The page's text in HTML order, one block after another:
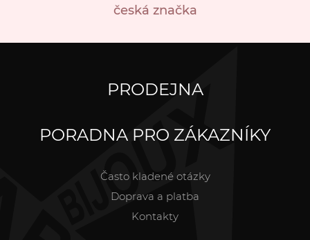
česká značka
PRODEJNA
PORADNA PRO ZÁKAZNÍKY
Často kladené otázky
Doprava a platba
Kontakty